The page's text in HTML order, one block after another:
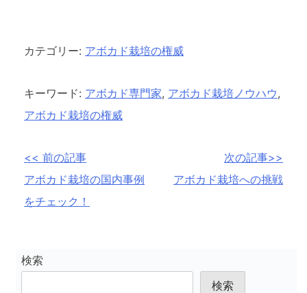
カテゴリー: アボカド栽培の権威
キーワード: アボカド専門家, アボカド栽培ノウハウ,
アボカド栽培の権威
投
稿
ナ
ゲ
<< 前の記事
アボカド栽培の国内事例
をチェック！
次の記事>>
アボカド栽培への挑戦
検索
検索